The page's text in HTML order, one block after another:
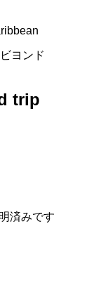
ヨンド
trip
済みです